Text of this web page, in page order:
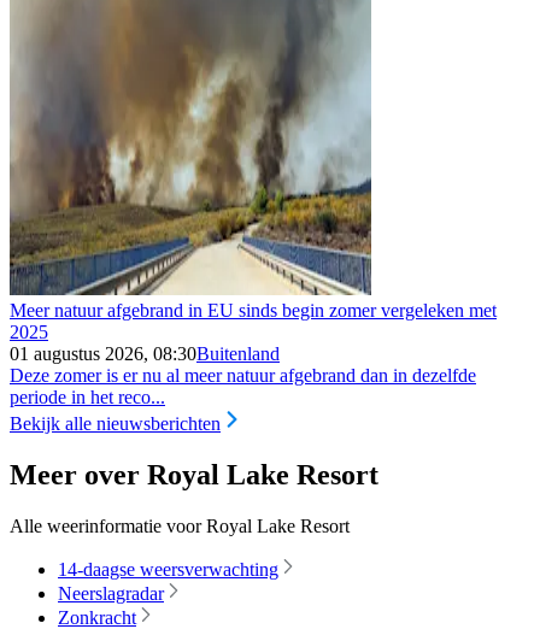
Meer natuur afgebrand in EU sinds begin zomer vergeleken met
2025
01 augustus 2026, 08:30Buitenland
Deze zomer is er nu al meer natuur afgebrand dan in dezelfde
periode in het reco...
Bekijk alle nieuwsberichten
Meer over Royal Lake Resort
Alle weerinformatie voor Royal Lake Resort
14-daagse weersverwachting
Neerslagradar
Zonkracht